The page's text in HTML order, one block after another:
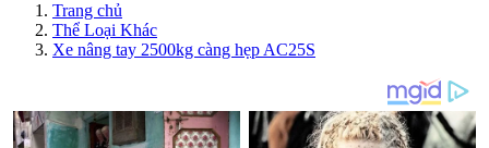
Trang chủ
Thể Loại Khác
Xe nâng tay 2500kg càng hẹp AC25S